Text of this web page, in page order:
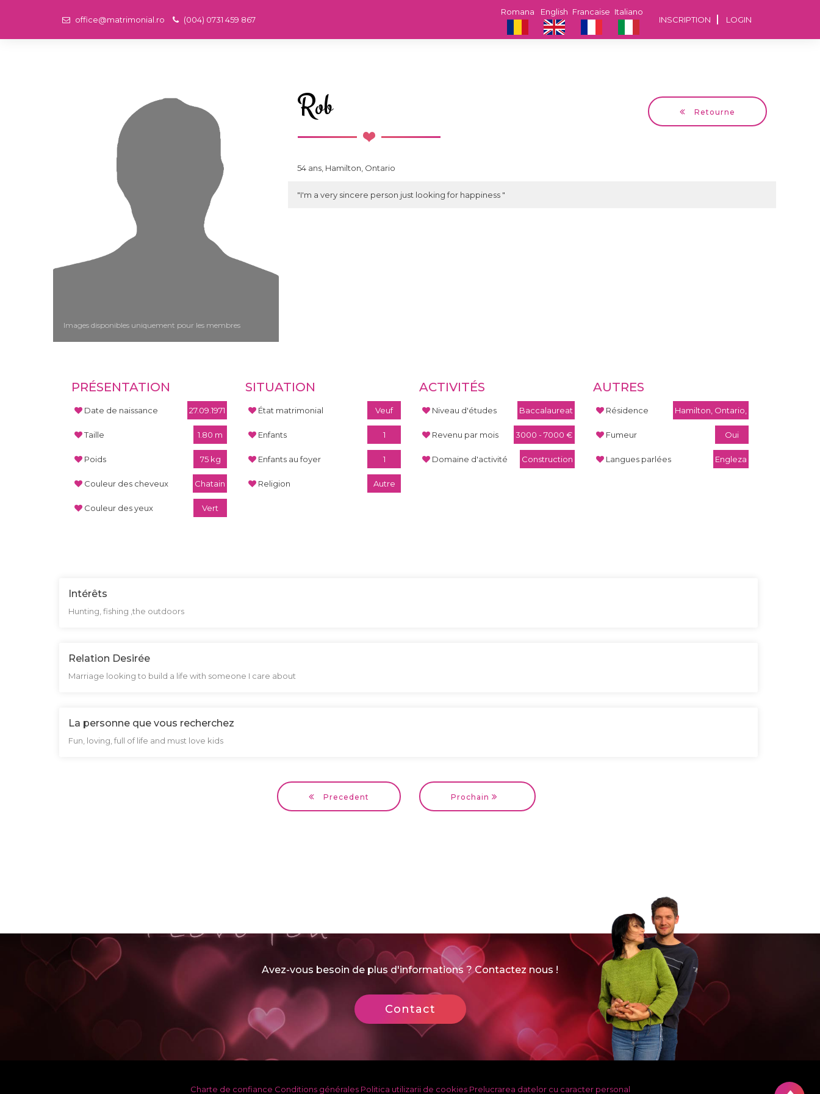
office@matrimonial.ro (004) 0731 459 867 INSCRIPTION LOGIN
Italiano
Francaise
English
Romana
Images disponibles uniquement pour les membres
Rob Retourne
54 ans, Hamilton, Ontario
"I'm a very sincere person just looking for happiness "
PRÉSENTATION
Date de naissance 27.09.1971
Taille 1.80 m
Poids 75 kg
Couleur des cheveux Chatain
Couleur des yeux Vert
SITUATION
État matrimonial Veuf
Enfants 1
Enfants au foyer 1
Religion Autre
ACTIVITÉS
Niveau d'études Baccalaureat
Revenu par mois 3000 - 7000 €
Domaine d'activité Construction
AUTRES
Résidence Hamilton, Ontario,
Fumeur Oui
Langues parlées Engleza
Intérêts
Hunting, fishing ,the outdoors
Relation Desirée
Marriage looking to build a life with someone I care about
La personne que vous recherchez
Fun, loving, full of life and must love kids
Precedent Prochain
Avez-vous besoin de plus d'informations ? Contactez nous !
Contact
Charte de confiance Conditions générales Politica utilizarii de cookies Prelucrarea datelor cu caracter personal